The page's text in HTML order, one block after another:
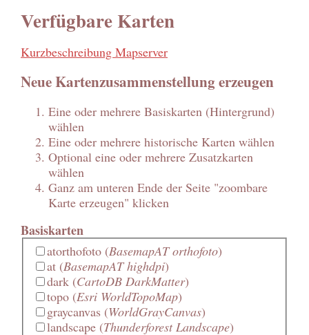
Verfügbare Karten
Kurzbeschreibung Mapserver
Neue Kartenzusammenstellung erzeugen
Eine oder mehrere Basiskarten (Hintergrund)
wählen
Eine oder mehrere historische Karten wählen
Optional eine oder mehrere Zusatzkarten
wählen
Ganz am unteren Ende der Seite "zoombare
Karte erzeugen" klicken
Basiskarten
atorthofoto(BasemapAT orthofoto)
at(BasemapAT highdpi)
dark(CartoDB DarkMatter)
topo(Esri WorldTopoMap)
graycanvas(WorldGrayCanvas)
landscape(Thunderforest Landscape)